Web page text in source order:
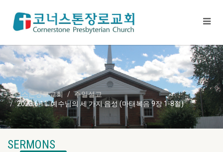
코너스톤장로교회
주일설교
2023.6.11. 예수님의 세 가지 음성 (마태복음 9장 1-8절)
SERMONS